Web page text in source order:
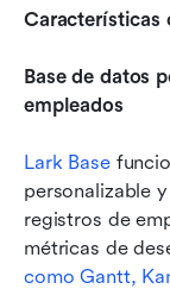
Características
Base de datos
empleados
Lark Base
personalizable
registros de
métricas de
como Gantt,